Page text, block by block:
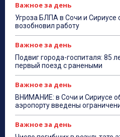
Важное за день
Угроза БЛПА в Сочи и Сириусе
возобновил работу
Важное за день
Подвиг города-госпиталя: 85
первый поезд с ранеными
Важное за день
ВНИМАНИЕ: в Сочи и Сириусе
аэропорту введены
Важное за день